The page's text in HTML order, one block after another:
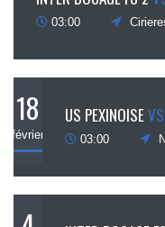
03:00
18
février
US PEXINOISEVS
03:00